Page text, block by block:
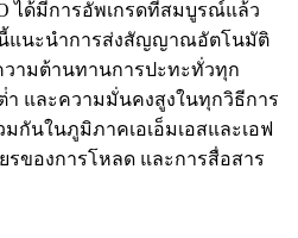
ได้มีการอัพเกรดที่สมบูรณ์แล้ว
งนี้แนะนําการส่งสัญญาณอัตโนมัติ
ามต้านทานการปะทะทั่วทุก
และความมั่นคงสูงในทุกวิธีการ
กันในภูมิภาคเอเอ็มเอสและเอฟ
รของการโหลด และการสื่อสาร